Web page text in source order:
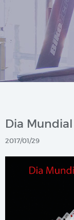
Dia
2017/01/29